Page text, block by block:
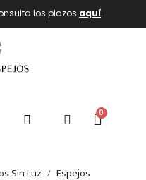
los plazos aquí.
Sin Luz
Espejos